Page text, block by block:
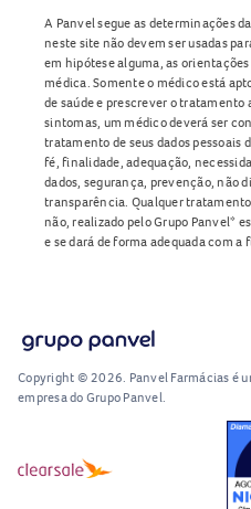
A Panvel segue as determinações
neste site não devem ser usadas
em hipótese alguma, as
médica. Somente o médico está
de saúde e prescrever o tratamento
sintomas, um médico deverá ser
tratamento de seus dados pessoais
fé, finalidade, adequação,
dados, segurança, prevenção, não
transparência. Qualquer
não, realizado pelo Grupo Panvel*
e se dará de forma adequada com a
Copyright © 2026. Panvel Farmácias é
empresa do Grupo Panvel.